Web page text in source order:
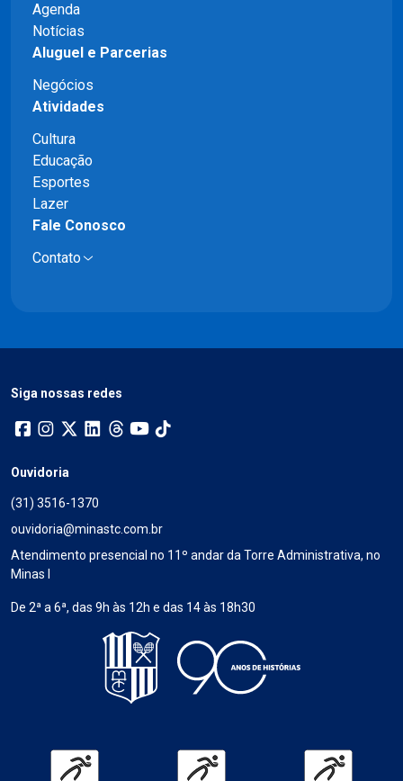
Agenda
Notícias
Aluguel e Parcerias
Negócios
Atividades
Cultura
Educação
Esportes
Lazer
Fale Conosco
Contato
Siga nossas redes
Ouvidoria
(31) 3516-1370
ouvidoria@minastc.com.br
Atendimento presencial no 11º andar da Torre Administrativa, no
Minas I
De 2ª a 6ª, das 9h às 12h e das 14 às 18h30